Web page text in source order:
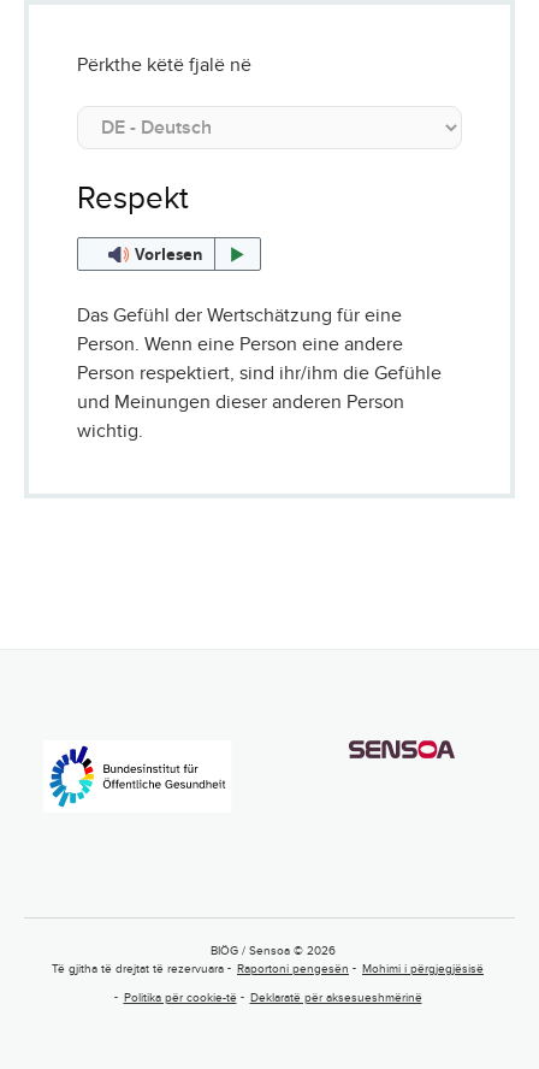
Përkthe këtë fjalë në
Respekt
Vorlesen
Das Gefühl der Wertschätzung für eine
Person. Wenn eine Person eine andere
Person respektiert, sind ihr/ihm die Gefühle
und Meinungen dieser anderen Person
wichtig.
BIÖG / Sensoa © 2026
Të gjitha të drejtat të rezervuara
Raportoni pengesën Mohimi i përgjegjësisë
Politika për cookie-të Deklaratë për aksesueshmërinë